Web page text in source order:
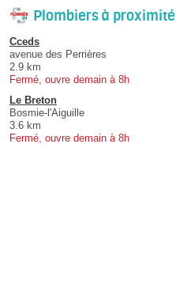
Plombiers à proximité
Cceds
avenue des Perrières
2.9 km
Fermé, ouvre demain à 8h
Le Breton
Bosmie-l'Aiguille
3.6 km
Fermé, ouvre demain à 8h